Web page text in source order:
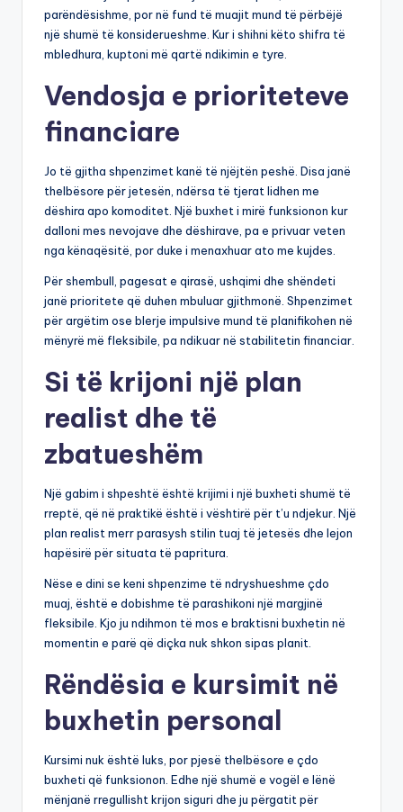
parëndësishme, por në fund të muajit mund të përbëjë
një shumë të konsiderueshme. Kur i shihni këto shifra të
mbledhura, kuptoni më qartë ndikimin e tyre.
Vendosja e prioriteteve
financiare
Jo të gjitha shpenzimet kanë të njëjtën peshë. Disa janë
thelbësore për jetesën, ndërsa të tjerat lidhen me
dëshira apo komoditet. Një buxhet i mirë funksionon kur
dalloni mes nevojave dhe dëshirave, pa e privuar veten
nga kënaqësitë, por duke i menaxhuar ato me kujdes.
Për shembull, pagesat e qirasë, ushqimi dhe shëndeti
janë prioritete që duhen mbuluar gjithmonë. Shpenzimet
për argëtim ose blerje impulsive mund të planifikohen në
mënyrë më fleksibile, pa ndikuar në stabilitetin financiar.
Si të krijoni një plan
realist dhe të
zbatueshëm
Një gabim i shpeshtë është krijimi i një buxheti shumë të
rreptë, që në praktikë është i vështirë për t’u ndjekur. Një
plan realist merr parasysh stilin tuaj të jetesës dhe lejon
hapësirë për situata të papritura.
Nëse e dini se keni shpenzime të ndryshueshme çdo
muaj, është e dobishme të parashikoni një margjinë
fleksibile. Kjo ju ndihmon të mos e braktisni buxhetin në
momentin e parë që diçka nuk shkon sipas planit.
Rëndësia e kursimit në
buxhetin personal
Kursimi nuk është luks, por pjesë thelbësore e çdo
buxheti që funksionon. Edhe një shumë e vogël e lënë
mënjanë rregullisht krijon siguri dhe ju përgatit për